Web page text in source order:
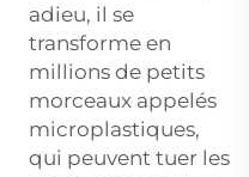
adieu, il se
transforme en
millions de petits
morceaux appelés
microplastiques,
qui peuvent tuer les